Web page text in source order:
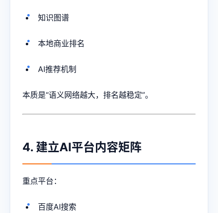
知识图谱
本地商业排名
AI推荐机制
本质是“语义网络越大，排名越稳定”。
4. 建立AI平台内容矩阵
重点平台：
百度AI搜索